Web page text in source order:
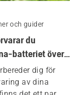
och guider
du
batteriet över
dig för
av dina